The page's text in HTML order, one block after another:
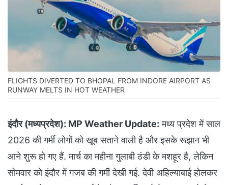
FLIGHTS DIVERTED TO BHOPAL FROM INDORE AIRPORT AS
RUNWAY MELTS IN HOT WEATHER
इंदौर (मध्यप्रदेश): MP Weather Update: मध्य प्रदेश में साल
2026 की गर्मी लोगों को खूब सताने वाली है और इसके रूझान भी
आने शुरू हो गए हैं. मार्च का महीना गुलाबी ठंडी के मशहूर है, लेकिन
सोमवार को इंदौर में गजब की गर्मी देखी गई. देवी अहिल्याबाई होलकर